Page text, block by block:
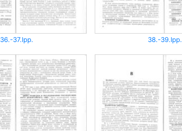
36.-37.lpp. 38.-39.lpp.